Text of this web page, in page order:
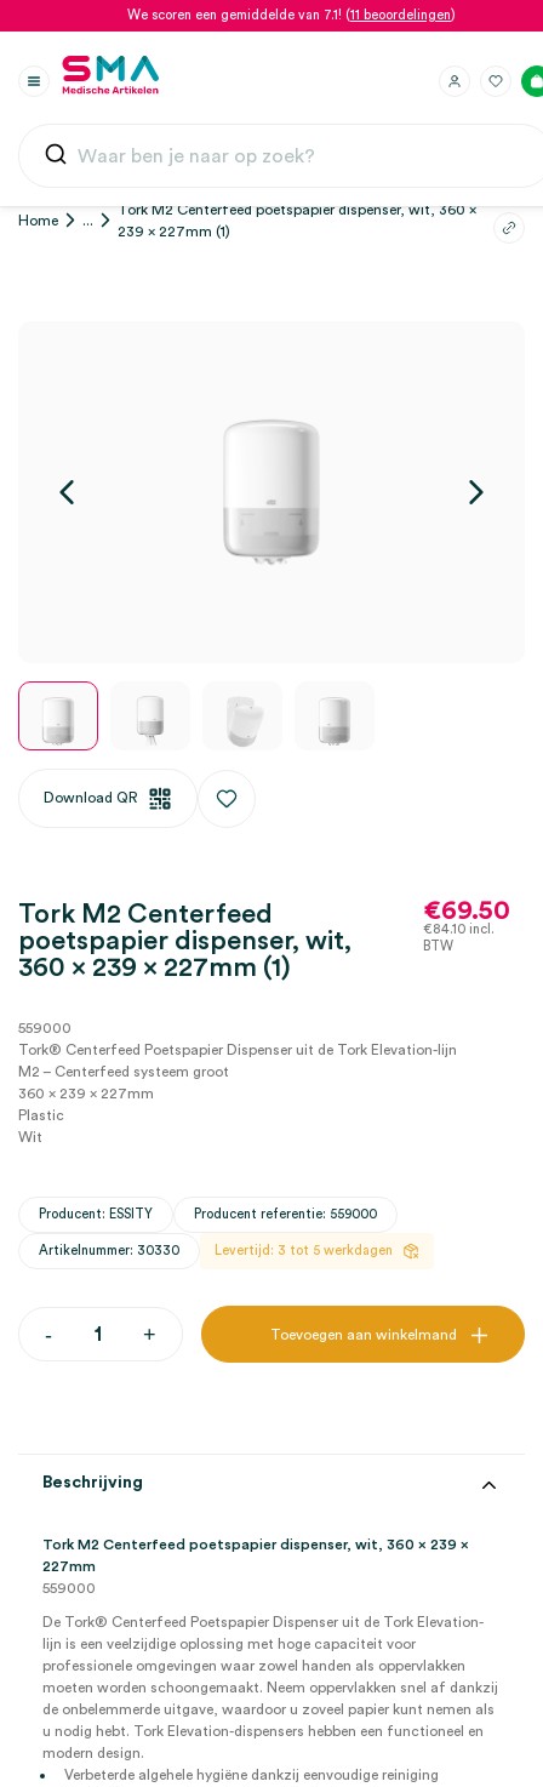
We scoren een gemiddelde van 7.1! (11 beoordelingen)
Home ...
Tork M2 Centerfeed poetspapier dispenser, wit, 360 x
239 x 227mm (1)
Download QR
Tork M2 Centerfeed
poetspapier dispenser, wit,
360 x 239 x 227mm (1)
€69.50
€84.10incl.
BTW
559000
Tork® Centerfeed Poetspapier Dispenser uit de Tork Elevation-lijn
M2 – Centerfeed systeem groot
360 x 239 x 227mm
Plastic
Wit
Producent: ESSITY Producent referentie: 559000
Artikelnummer: 30330 Levertijd: 3 tot 5 werkdagen
-
x
227mm
(1)
aantal
+ Toevoegen aan winkelmand
Beschrijving
Tork M2 Centerfeed poetspapier dispenser, wit, 360 x 239 x
227mm
559000
De Tork® Centerfeed Poetspapier Dispenser uit de Tork Elevation-
lijn is een veelzijdige oplossing met hoge capaciteit voor
professionele omgevingen waar zowel handen als oppervlakken
moeten worden schoongemaakt. Neem oppervlakken snel af dankzij
de onbelemmerde uitgave, waardoor u zoveel papier kunt nemen als
u nodig hebt. Tork Elevation-dispensers hebben een functioneel en
modern design.
Verbeterde algehele hygiëne dankzij eenvoudige reiniging